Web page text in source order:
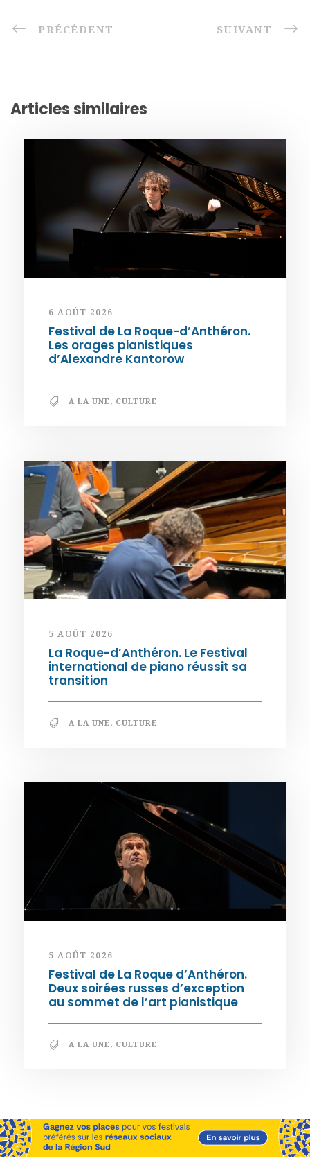
PRÉCÉDENT SUIVANT
Articles similaires
6 AOÛT 2026
Festival de La Roque-d’Anthéron.
Les orages pianistiques
d’Alexandre Kantorow
A LA UNE, CULTURE
5 AOÛT 2026
La Roque-d’Anthéron. Le Festival
international de piano réussit sa
transition
A LA UNE, CULTURE
5 AOÛT 2026
Festival de La Roque d’Anthéron.
Deux soirées russes d’exception
au sommet de l’art pianistique
A LA UNE, CULTURE